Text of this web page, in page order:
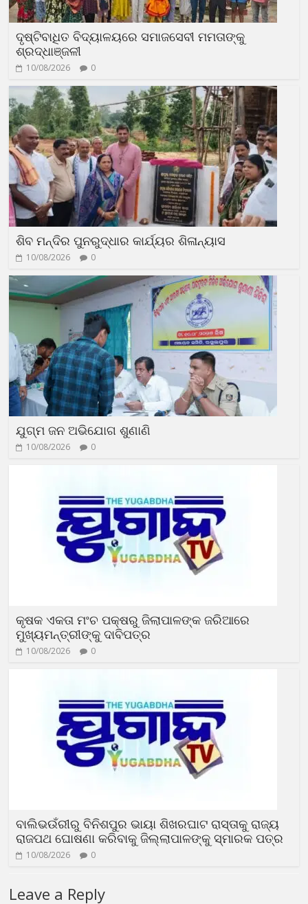
ଦୃଷ୍ଟିବାଧିତ ବିଦ୍ୟାଳୟରେ ସମାଜସେବୀ ମମତାଙ୍କୁ
ଶ୍ରଦ୍ଧାଞ୍ଜଳୀ
10/08/2026 0
ଶିବ ମନ୍ଦିର ପୁନରୁଦ୍ଧାର କାର୍ଯ୍ୟର ଶିଳାନ୍ୟାସ
10/08/2026 0
ଯୁଗ୍ମ ଜନ ଅଭିଯୋଗ ଶୁଣାଣି
10/08/2026 0
କୃଷକ ଏକତା ମଂଚ ପକ୍ଷରୁ ଜିଲାପାଳଙ୍କ ଜରିଆରେ
ମୁଖ୍ୟମନ୍ତ୍ରୀଙ୍କୁ ଦାବିପତ୍ର
10/08/2026 0
ବାଲିଭଉଁରୀରୁ ବିନିଶପୁର ଭାୟା ଶିଖରଘାଟ ରାସ୍ତାକୁ ରାଜ୍ୟ
ରାଜପଥ ଘୋଷଣା କରିବାକୁ ଜିଲ୍ଲାପାଳଙ୍କୁ ସ୍ମାରକ ପତ୍ର
10/08/2026 0
Leave a Reply